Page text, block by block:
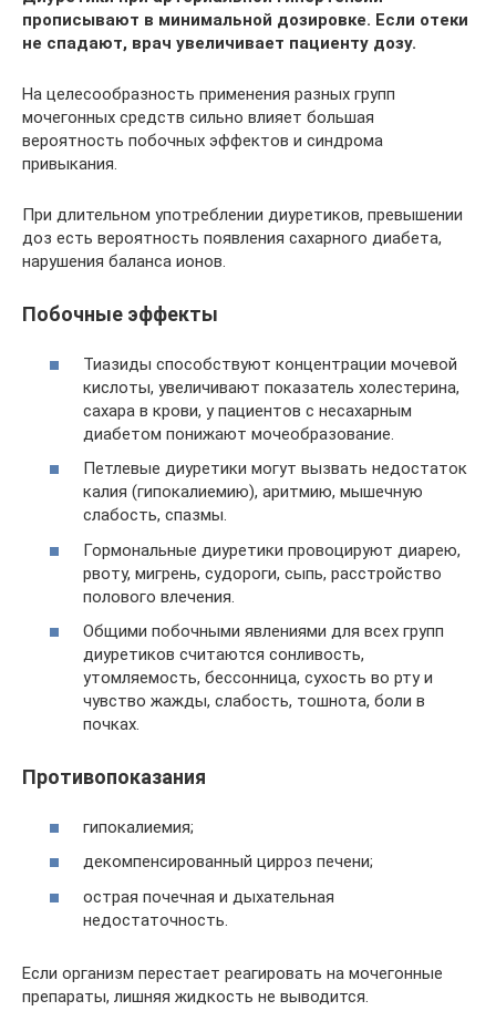
прописывают в минимальной дозировке. Если отеки
не спадают, врач увеличивает пациенту дозу.
На целесообразность применения разных групп
мочегонных средств сильно влияет большая
вероятность побочных эффектов и синдрома
привыкания.
При длительном употреблении диуретиков, превышении
доз есть вероятность появления сахарного диабета,
нарушения баланса ионов.
Побочные эффекты
Тиазиды способствуют концентрации мочевой
кислоты, увеличивают показатель холестерина,
сахара в крови, у пациентов с несахарным
диабетом понижают мочеобразование.
Петлевые диуретики могут вызвать недостаток
калия (гипокалиемию), аритмию, мышечную
слабость, спазмы.
Гормональные диуретики провоцируют диарею,
рвоту, мигрень, судороги, сыпь, расстройство
полового влечения.
Общими побочными явлениями для всех групп
диуретиков считаются сонливость,
утомляемость, бессонница, сухость во рту и
чувство жажды, слабость, тошнота, боли в
почках.
Противопоказания
гипокалиемия;
декомпенсированный цирроз печени;
острая почечная и дыхательная
недостаточность.
Если организм перестает реагировать на мочегонные
препараты, лишняя жидкость не выводится.